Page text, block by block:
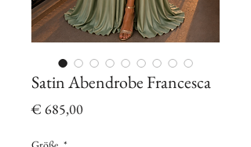
Satin Abendrobe Francesca
€ 685,00Preis